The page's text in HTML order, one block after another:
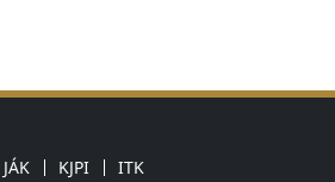
JÁK KJPI ITK